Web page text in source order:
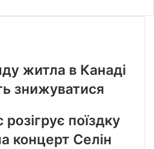
житла в Канаді
знижуватися
поїздку
концерт Селін